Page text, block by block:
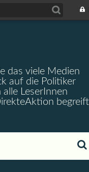
das viele Medien
auf die Politiker
LeserInnen
begreift